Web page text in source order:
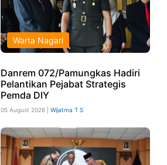
Warta Nagari
Danrem 072/Pamungkas Hadiri
Pelantikan Pejabat Strategis
Pemda DIY
05 August 2026 | Wijatma T S